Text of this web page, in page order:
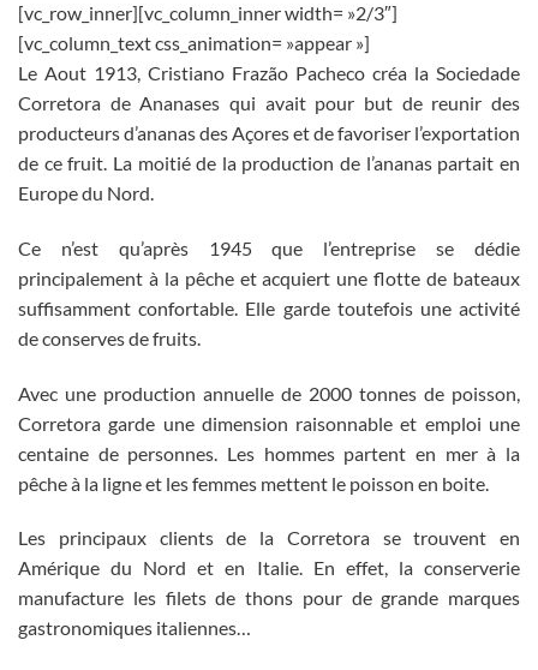
[vc_row_inner][vc_column_inner width= »2/3″]
[vc_column_text css_animation= »appear »]
Le Aout 1913, Cristiano Frazão Pacheco créa la Sociedade
Corretora de Ananases qui avait pour but de reunir des
producteurs d’ananas des Açores et de favoriser l’exportation
de ce fruit. La moitié de la production de l’ananas partait en
Europe du Nord.
Ce n’est qu’après 1945 que l’entreprise se dédie
principalement à la pêche et acquiert une flotte de bateaux
suffisamment confortable. Elle garde toutefois une activité
de conserves de fruits.
Avec une production annuelle de 2000 tonnes de poisson,
Corretora garde une dimension raisonnable et emploi une
centaine de personnes. Les hommes partent en mer à la
pêche à la ligne et les femmes mettent le poisson en boite.
Les principaux clients de la Corretora se trouvent en
Amérique du Nord et en Italie. En effet, la conserverie
manufacture les filets de thons pour de grande marques
gastronomiques italiennes…